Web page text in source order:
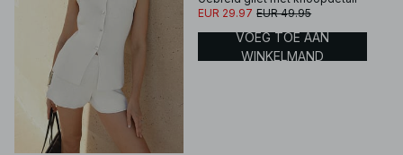
EUR 29.97 EUR 49.95
VOEG TOE AAN
WINKELMAND